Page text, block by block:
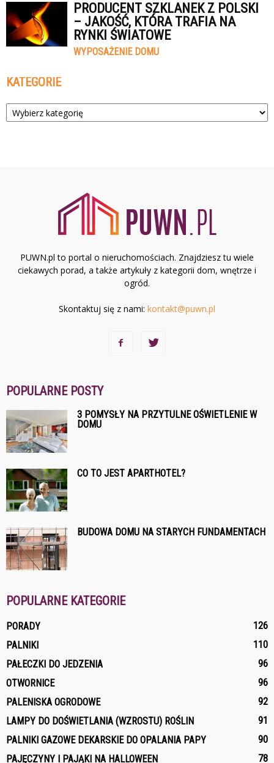
PRODUCENT SZKLANEK Z POLSKI
– JAKOŚĆ, KTÓRA TRAFIA NA
RYNKI ŚWIATOWE
WYPOSAŻENIE DOMU
KATEGORIE
Kategorie
PUWN.pl to portal o nieruchomościach. Znajdziesz tu wiele
ciekawych porad, a także artykuły z kategorii dom, wnętrze i
ogród.
Skontaktuj się z nami: kontakt@puwn.pl
POPULARNE POSTY
3 POMYSŁY NA PRZYTULNE OŚWIETLENIE W
DOMU
CO TO JEST APARTHOTEL?
BUDOWA DOMU NA STARYCH FUNDAMENTACH
POPULARNE KATEGORIE
PORADY
126
PALNIKI
110
PAŁECZKI DO JEDZENIA
96
OTWORNICE
96
PALENISKA OGRODOWE
92
LAMPY DO DOŚWIETLANIA (WZROSTU) ROŚLIN
91
PALNIKI GAZOWE DEKARSKIE DO OPALANIA PAPY
90
PAJĘCZYNY I PAJĄKI NA HALLOWEEN
78